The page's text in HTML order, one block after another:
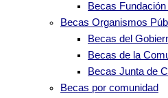
Becas
Becas Organismos
Becas del
Becas de la
Becas Junta de
Becas por comunidad